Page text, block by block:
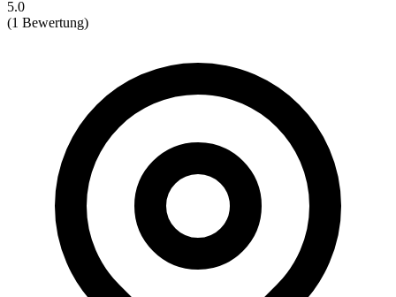
5.0
(1 Bewertung)